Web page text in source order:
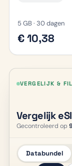
5 GB · 30 dagen
€ 10,38
VERGELIJK &
Vergelijk
Gecontroleerd op
Databundel